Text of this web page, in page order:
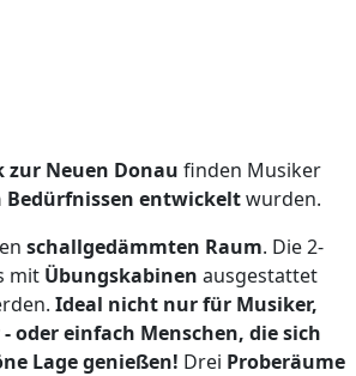
Neuen Donau finden Musiker
Bedürfnissen entwickeltwurden.
schallgedämmten Raum. Die 2-
mit Übungskabinen ausgestattet
Ideal nicht nur für Musiker,
oder einfach Menschen, die sich
Lage genießen! Drei Proberäume